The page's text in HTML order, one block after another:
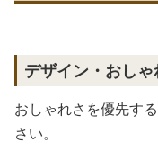
デザイン・おし
おしゃれさを優先す
さい。